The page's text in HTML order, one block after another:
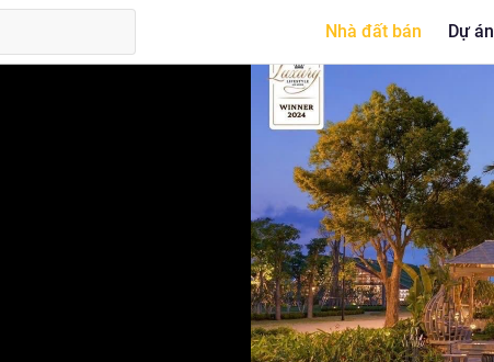
Nhà đất bán Dự án